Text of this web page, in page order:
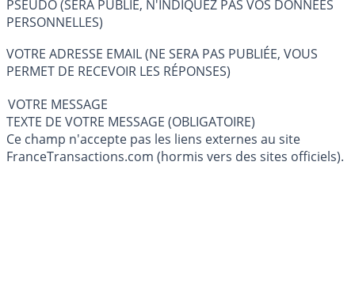
PSEUDO (SERA PUBLIÉ, N'INDIQUEZ PAS VOS DONNÉES
PERSONNELLES)
VOTRE ADRESSE EMAIL (NE SERA PAS PUBLIÉE, VOUS
PERMET DE RECEVOIR LES RÉPONSES)
VOTRE MESSAGE
TEXTE DE VOTRE MESSAGE (OBLIGATOIRE)
Ce champ n'accepte pas les liens externes au site
FranceTransactions.com (hormis vers des sites officiels).